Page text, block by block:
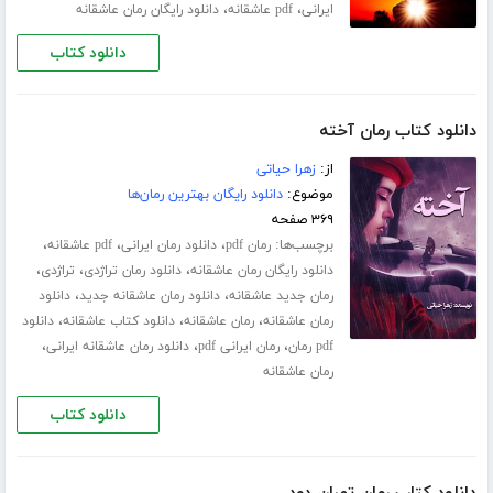
ایرانی،pdf عاشقانه ،دانلود رایگان رمان عاشقانه
دانلود کتاب
دانلود کتاب رمان آخته
از:زهرا حیاتی
موضوع:دانلود رایگان بهترین رمان‌ها
۳۶۹ صفحه
برچسب‌ها:رمان pdf ،دانلود رمان ایرانی،pdf عاشقانه ،
دانلود رایگان رمان عاشقانه،دانلود رمان تراژدی، تراژدی،
رمان جدید عاشقانه،دانلود رمان عاشقانه جدید،دانلود
رمان عاشقانه،رمان عاشقانه،دانلود کتاب عاشقانه،دانلود
pdf رمان
،رمان ایرانی pdf ،دانلود رمان عاشقانه ایرانی،
رمان عاشقانه
دانلود کتاب